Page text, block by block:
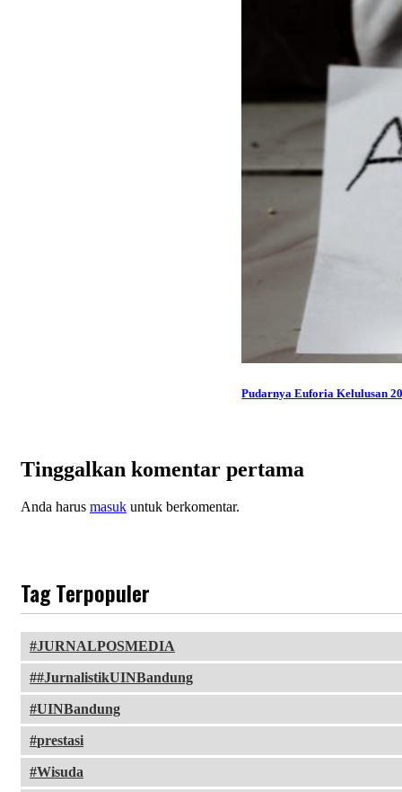
Pudarnya Euforia Kelulusan
Tinggalkan komentar pertama
Anda harus masuk untuk berkomentar.
Tag Terpopuler
JURNALPOSMEDIA
#JurnalistikUINBandung
UINBandung
prestasi
Wisuda